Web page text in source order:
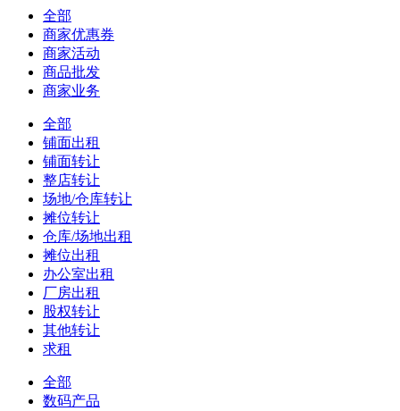
全部
商家优惠券
商家活动
商品批发
商家业务
全部
铺面出租
铺面转让
整店转让
场地/仓库转让
摊位转让
仓库/场地出租
摊位出租
办公室出租
厂房出租
股权转让
其他转让
求租
全部
数码产品